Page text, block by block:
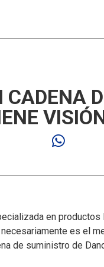
en
es el
de suministro de